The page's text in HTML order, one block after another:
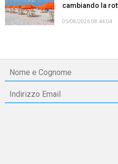
cambiando la
05/08/2026 08:44:04